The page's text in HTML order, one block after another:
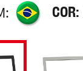
COR: